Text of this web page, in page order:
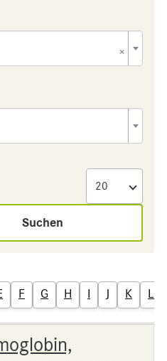
×
Suchen
F G H I J K L